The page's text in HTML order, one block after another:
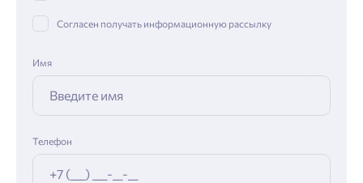
Согласен получать информационную рассылку
Имя
Телефон